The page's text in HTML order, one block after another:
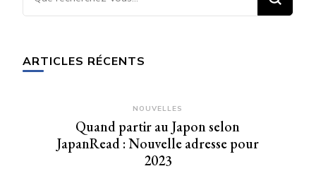
recherchiez
ARTICLES RÉCENTS
NOUVELLES
Quand partir au Japon selon
JapanRead : Nouvelle adresse pour
2023